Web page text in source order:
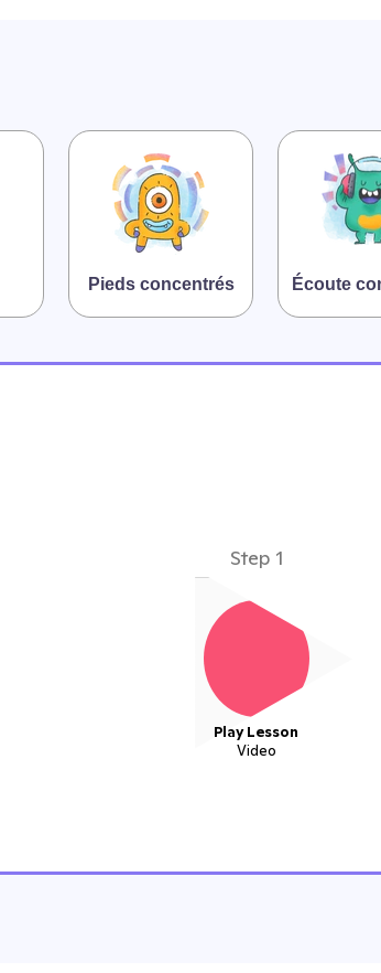
Pieds concentrés Écoute
Step 1
Play Lesson
Video